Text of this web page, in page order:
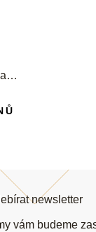
newsletter
vám budeme